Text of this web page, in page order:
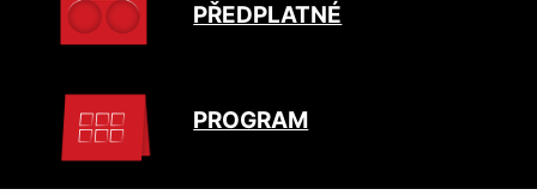
PŘEDPLATNÉ
PROGRAM